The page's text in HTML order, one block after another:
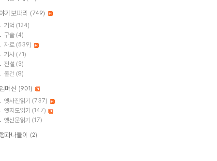
기보따리 (749)
기억 (124)
구술 (4)
자료 (539)
기사 (71)
전설 (3)
물건 (8)
머신 (901)
옛사진읽기 (737)
옛지도읽기 (147)
옛신문읽기 (17)
과나들이 (2)